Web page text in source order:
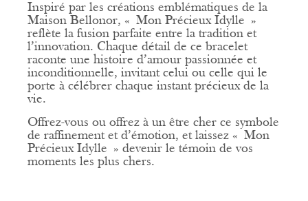
Inspiré par les créations emblématiques de la
Maison Bellonor, « Mon Précieux Idylle »
reflète la fusion parfaite entre la tradition et
l’innovation. Chaque détail de ce bracelet
raconte une histoire d’amour passionnée et
inconditionnelle, invitant celui ou celle qui le
porte à célébrer chaque instant précieux de la
vie.
Offrez-vous ou offrez à un être cher ce symbole
de raffinement et d’émotion, et laissez « Mon
Précieux Idylle » devenir le témoin de vos
moments les plus chers.